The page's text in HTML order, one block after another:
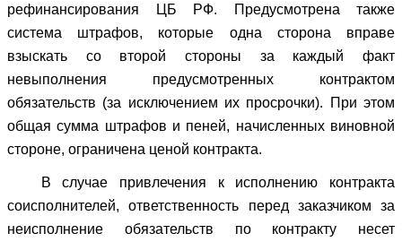
рефинансирования ЦБ РФ. Предусмотрена также
система штрафов, которые одна сторона вправе
взыскать со второй стороны за каждый факт
невыполнения предусмотренных контрактом
обязательств (за исключением их просрочки). При этом
общая сумма штрафов и пеней, начисленных виновной
стороне, ограничена ценой контракта.
В случае привлечения к исполнению контракта
соисполнителей, ответственность перед заказчиком за
неисполнение обязательств по контракту несет